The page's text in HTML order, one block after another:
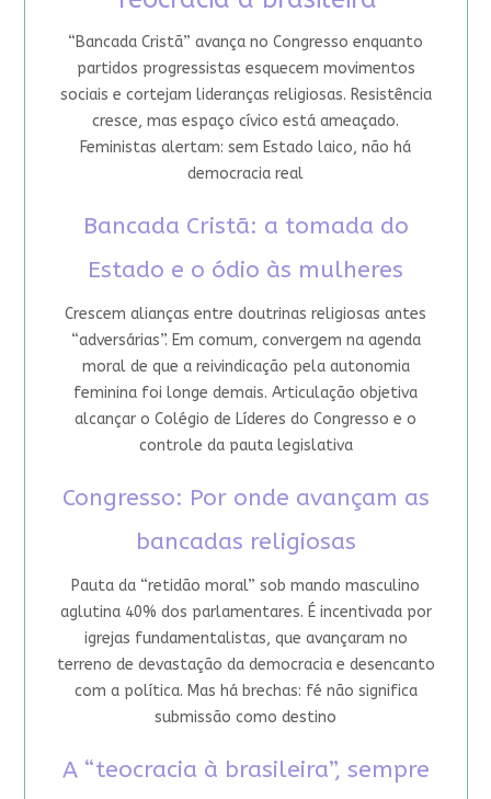
“Bancada Cristã” avança no Congresso enquanto
partidos progressistas esquecem movimentos
sociais e cortejam lideranças religiosas. Resistência
cresce, mas espaço cívico está ameaçado.
Feministas alertam: sem Estado laico, não há
democracia real
Bancada Cristã: a tomada do
Estado e o ódio às mulheres
Crescem alianças entre doutrinas religiosas antes
“adversárias”. Em comum, convergem na agenda
moral de que a reivindicação pela autonomia
feminina foi longe demais. Articulação objetiva
alcançar o Colégio de Líderes do Congresso e o
controle da pauta legislativa
Congresso: Por onde avançam as
bancadas religiosas
Pauta da “retidão moral” sob mando masculino
aglutina 40% dos parlamentares. É incentivada por
igrejas fundamentalistas, que avançaram no
terreno de devastação da democracia e desencanto
com a política. Mas há brechas: fé não significa
submissão como destino
A “teocracia à brasileira”, sempre